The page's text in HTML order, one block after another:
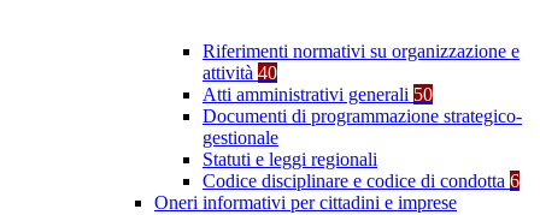
Riferimenti normativi su organizzazione e
attività 40
Atti amministrativi generali 50
Documenti di programmazione strategico-
gestionale
Statuti e leggi regionali
Codice disciplinare e codice di condotta 6
Oneri informativi per cittadini e imprese